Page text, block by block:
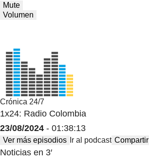
Mute
Volumen
Crónica 24/7
1x24: Radio Colombia
23/08/2024 - 01:38:13
Ver más episodios Ir al podcast Compartir
Noticias en 3′